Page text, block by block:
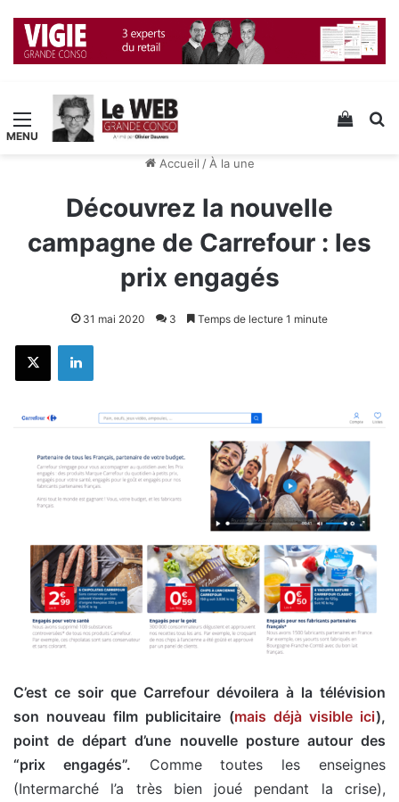
Menu Voir
Accueil / À la une
Découvrez la nouvelle
campagne de Carrefour : les
prix engagés
31 mai 2020 3 Temps de lecture 1 minute
X Linkedin
C’est ce soir que Carrefour dévoilera à la télévision
son nouveau film publicitaire (mais déjà visible ici),
point de départ d’une nouvelle posture autour des
“prix engagés”. Comme toutes les enseignes
(Intermarché l’a très bien joué pendant la crise),